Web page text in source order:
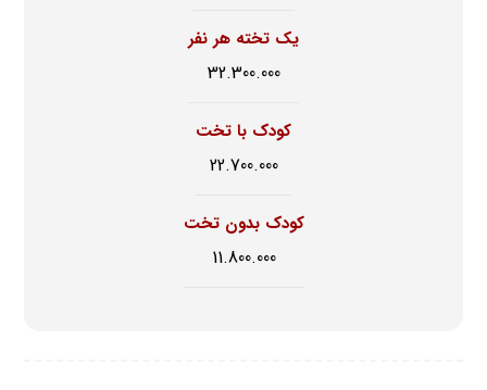
یک تخته هر نفر
32.300.000
کودک با تخت
22.700.000
کودک بدون تخت
11.800.000